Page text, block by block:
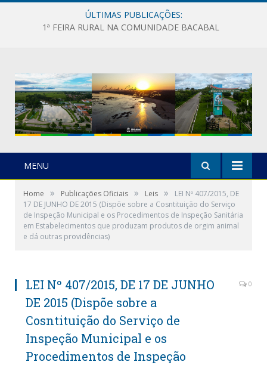
ÚLTIMAS PUBLICAÇÕES:
1ª FEIRA RURAL NA COMUNIDADE BACABAL
MENU
Home » Publicações Oficiais » Leis »
LEI Nº 407/2015, DE
17 DE JUNHO DE 2015 (Dispõe sobre a Cosntituição do Serviço
de Inspeção Municipal e os Procedimentos de Inspeção Sanitária
em Estabelecimentos que produzam produtos de orgim animal
e dá outras providências)
LEI Nº 407/2015, DE 17 DE JUNHO
DE 2015 (Dispõe sobre a
Cosntituição do Serviço de
Inspeção Municipal e os
Procedimentos de Inspeção
0